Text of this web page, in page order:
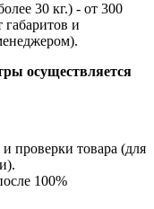
30 кг.) - от 300
габаритов и
осуществляется
проверки товара (для
100%